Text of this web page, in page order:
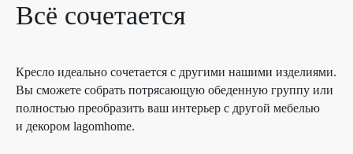
Всё сочетается
Кресло идеально сочетается с другими нашими изделиями.
Вы сможете собрать потрясающую обеденную группу или
полностью преобразить ваш интерьер с другой мебелью
и декором lagomhome.